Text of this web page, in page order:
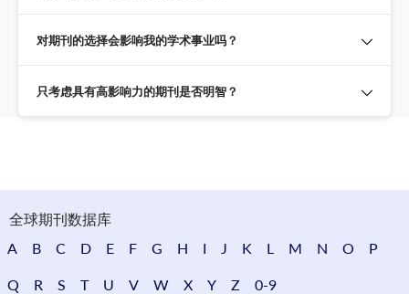
对期刊的选择会影响我的学术事业吗？
只考虑具有高影响力的期刊是否明智？
全球期刊数据库
A
B C D E F G H I J K L M N O P
Q R S T U V W X Y Z 0-9